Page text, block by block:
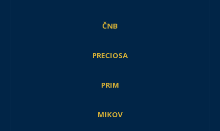
ČNB
PRECIOSA
PRIM
MIKOV